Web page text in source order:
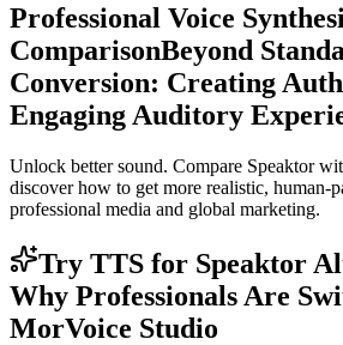
Professional Voice
ComparisonBeyond
Conversion: Creating
Engaging Auditory
Unlock better sound. Compare Speaktor
discover how to get more realistic, human-
professional media and global marketing.
Try TTS for Speaktor
Why Professionals Are
MorVoice Studio